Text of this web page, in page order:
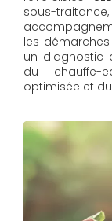
sous-
les
un diagnostic
du chauffe-
optimisée et